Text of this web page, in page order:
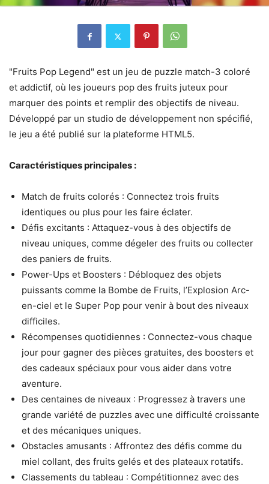
"Fruits Pop Legend" est un jeu de puzzle match-3 coloré
et addictif, où les joueurs pop des fruits juteux pour
marquer des points et remplir des objectifs de niveau.
Développé par un studio de développement non spécifié,
le jeu a été publié sur la plateforme HTML5.
Caractéristiques principales :
Match de fruits colorés : Connectez trois fruits
identiques ou plus pour les faire éclater.
Défis excitants : Attaquez-vous à des objectifs de
niveau uniques, comme dégeler des fruits ou collecter
des paniers de fruits.
Power-Ups et Boosters : Débloquez des objets
puissants comme la Bombe de Fruits, l’Explosion Arc-
en-ciel et le Super Pop pour venir à bout des niveaux
difficiles.
Récompenses quotidiennes : Connectez-vous chaque
jour pour gagner des pièces gratuites, des boosters et
des cadeaux spéciaux pour vous aider dans votre
aventure.
Des centaines de niveaux : Progressez à travers une
grande variété de puzzles avec une difficulté croissante
et des mécaniques uniques.
Obstacles amusants : Affrontez des défis comme du
miel collant, des fruits gelés et des plateaux rotatifs.
Classements du tableau : Compétitionnez avec des